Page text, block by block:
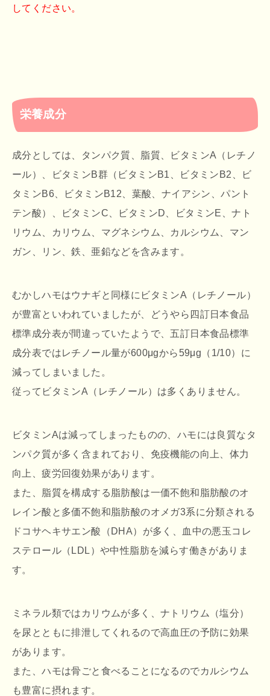
してください。
栄養成分
成分としては、タンパク質、脂質、ビタミンA（レチノ
ール）、ビタミンB群（ビタミンB1、ビタミンB2、ビ
タミンB6、ビタミンB12、葉酸、ナイアシン、パント
テン酸）、ビタミンC、ビタミンD、ビタミンE、ナト
リウム、カリウム、マグネシウム、カルシウム、マン
ガン、リン、鉄、亜鉛などを含みます。
むかしハモはウナギと同様にビタミンA（レチノール）
が豊富といわれていましたが、どうやら四訂日本食品
標準成分表が間違っていたようで、五訂日本食品標準
成分表ではレチノール量が600μgから59μg（1/10）に
減ってしまいました。
従ってビタミンA（レチノール）は多くありません。
ビタミンAは減ってしまったものの、ハモには良質なタ
ンパク質が多く含まれており、免疫機能の向上、体力
向上、疲労回復効果があります。
また、脂質を構成する脂肪酸は一価不飽和脂肪酸のオ
レイン酸と多価不飽和脂肪酸のオメガ3系に分類される
ドコサヘキサエン酸（DHA）が多く、血中の悪玉コレ
ステロール（LDL）や中性脂肪を減らす働きがありま
す。
ミネラル類ではカリウムが多く、ナトリウム（塩分）
を尿とともに排泄してくれるので高血圧の予防に効果
があります。
また、ハモは骨ごと食べることになるのでカルシウム
も豊富に摂れます。